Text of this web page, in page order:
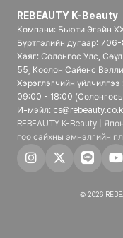
REBEAUTY K-Beauty
Компани: Бьюти Эгэйн
Бүртгэлийн дугаар:
Хаяг: Солонгос Улс,
55, Коолон Сайенс
Хэрэглэгчийн
09:00 - 18:00
И-мэйл:
REBEAUTY K-Beauty |
гоо сайхны эмнэлгийн
© 2026